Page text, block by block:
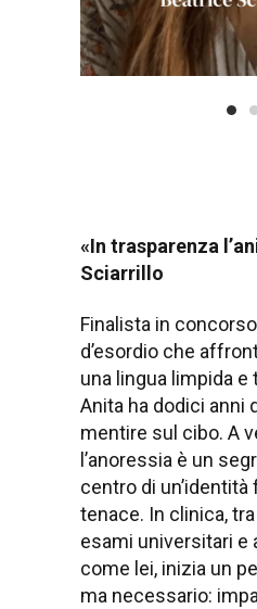
«In trasparenza
Sciarrillo
Finalista in
d’esordio che
una lingua limpida e
Anita ha dodici anni
mentire sul cibo. A
l’anoressia è un
centro di un’identità
tenace. In clinica,
esami universitari e
come lei, inizia un
ma necessario: